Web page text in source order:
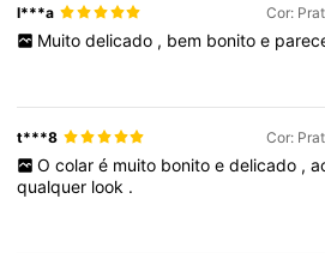
I***a Cor:
Muito delicado , bem bonito e
t***8 Cor:
O colar é muito bonito e delicado ,
qualquer look .